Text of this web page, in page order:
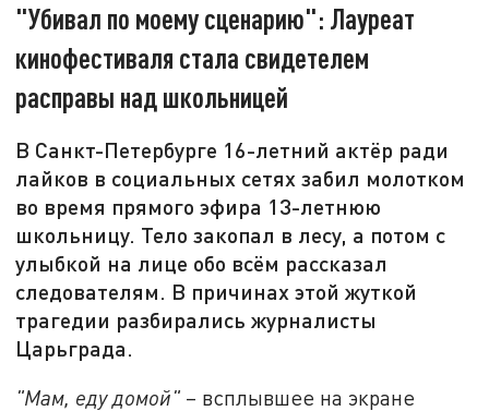
"Убивал по моему сценарию": Лауреат
кинофестиваля стала свидетелем
расправы над школьницей
В Санкт-Петербурге 16-летний актёр ради
лайков в социальных сетях забил молотком
во время прямого эфира 13-летнюю
школьницу. Тело закопал в лесу, а потом с
улыбкой на лице обо всём рассказал
следователям. В причинах этой жуткой
трагедии разбирались журналисты
Царьграда.
"Мам, еду домой" – всплывшее на экране